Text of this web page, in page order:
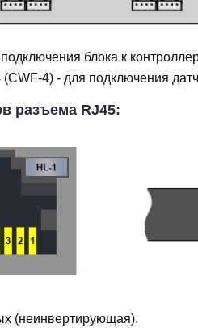
блока к
4) - для подключения
разъема RJ45:
(неинвертирующая).